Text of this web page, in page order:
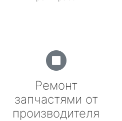
Ремонт
запчастями от
производителя